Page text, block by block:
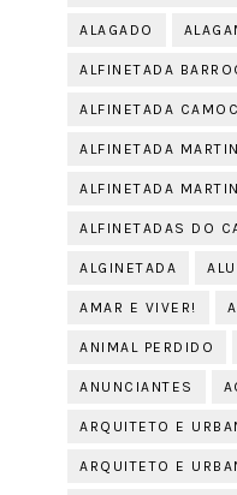
ALAGADO
ALFINETADA
ALFINETADA
ALFINETADA
ALFINETADA
ALFINETADAS DO
ALGINETADA
AMAR E VIVER!
ANIMAL PERDIDO
ANUNCIANTES
ARQUITETO E
ARQUITETO E